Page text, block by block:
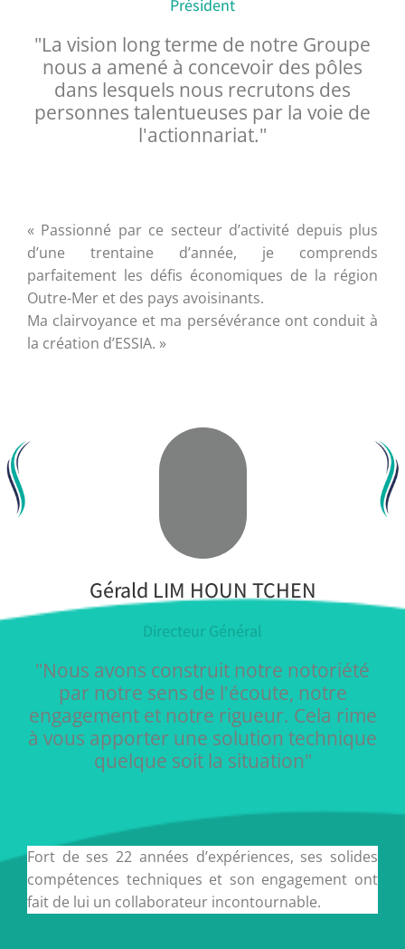
Président
"La vision long terme de notre Groupe
nous a amené à concevoir des pôles
dans lesquels nous recrutons des
personnes talentueuses par la voie de
l'actionnariat."
« Passionné par ce secteur d’activité depuis plus
d’une trentaine d’année, je comprends
parfaitement les défis économiques de la région
Outre-Mer et des pays avoisinants.
Ma clairvoyance et ma persévérance ont conduit à
la création d’ESSIA. »
Gérald LIM HOUN TCHEN
Directeur Général
"Nous avons construit notre notoriété
par notre sens de l'écoute, notre
engagement et notre rigueur. Cela rime
à vous apporter une solution technique
quelque soit la situation"
Fort de ses 22 années d’expériences, ses solides
compétences techniques et son engagement ont
fait de lui un collaborateur incontournable.